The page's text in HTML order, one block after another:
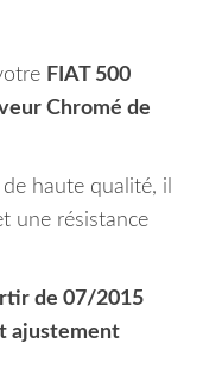
FIAT 500
Chromé de
haute qualité, il
une résistance
de 07/2015
ajustement